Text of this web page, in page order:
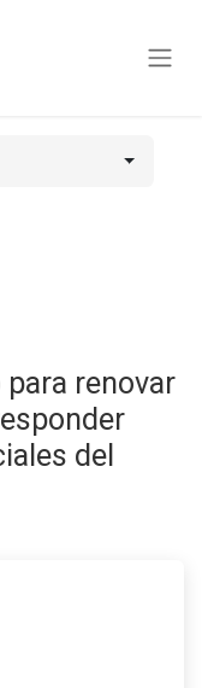
renovar
del